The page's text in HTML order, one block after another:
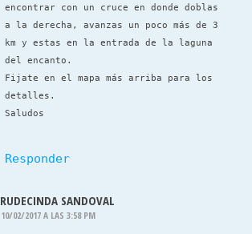
encontrar con un cruce en donde doblas
a la derecha, avanzas un poco más de 3
km y estas en la entrada de la laguna
del encanto.
Fijate en el mapa más arriba para los
detalles.
Saludos
Responder
RUDECINDA SANDOVAL
10/02/2017 A LAS 3:58 PM